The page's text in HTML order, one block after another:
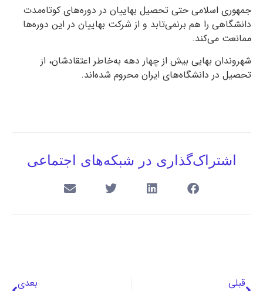
جمهوری اسلامی حتی تحصیل بهاییان در دوره‌های کوتاه‌مدت
دانشگاهی را هم برنمی‌تابد و از شرکت بهاییان در این دوره‌ها
ممانعت می‌کند.
شهروندان بهایی بیش از چهار دهه به‌خاطر اعتقادشان، از
تحصیل در دانشگاه‌های ایران محروم شده‌اند.
اشتراک‌گذاری در شبکه‌های اجتماعی
قبلی بعدی